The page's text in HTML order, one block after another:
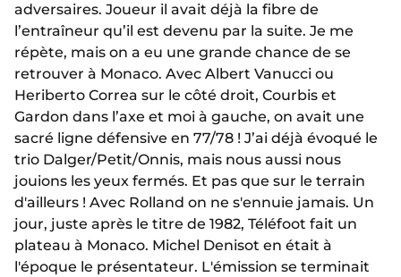
adversaires. Joueur il avait déjà la fibre de
l’entraîneur qu’il est devenu par la suite. Je me
répète, mais on a eu une grande chance de se
retrouver à Monaco. Avec Albert Vanucci ou
Heriberto Correa sur le côté droit, Courbis et
Gardon dans l’axe et moi à gauche, on avait une
sacré ligne défensive en 77/78 ! J’ai déjà évoqué le
trio Dalger/Petit/Onnis, mais nous aussi nous
jouions les yeux fermés. Et pas que sur le terrain
d'ailleurs ! Avec Rolland on ne s'ennuie jamais. Un
jour, juste après le titre de 1982, Téléfoot fait un
plateau à Monaco. Michel Denisot en était à
l'époque le présentateur. L'émission se terminait